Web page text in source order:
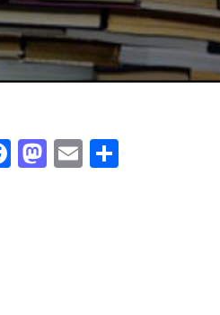
Facebook
Mastodon
Email